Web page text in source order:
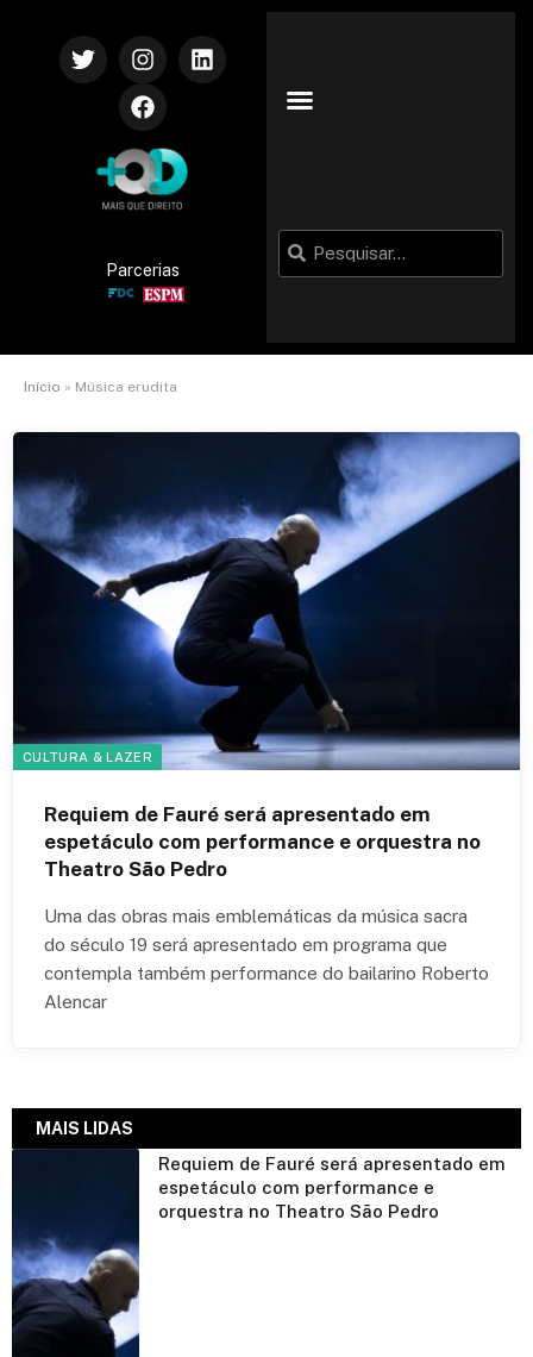
Parcerias
Início » Música erudita
CULTURA & LAZER
Requiem de Fauré será apresentado em
espetáculo com performance e orquestra no
Theatro São Pedro
Uma das obras mais emblemáticas da música sacra
do século 19 será apresentado em programa que
contempla também performance do bailarino Roberto
Alencar
MAIS LIDAS
Requiem de Fauré será apresentado em
espetáculo com performance e
orquestra no Theatro São Pedro